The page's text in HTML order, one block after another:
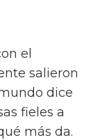
el
salieron
dice
fieles a
más da.